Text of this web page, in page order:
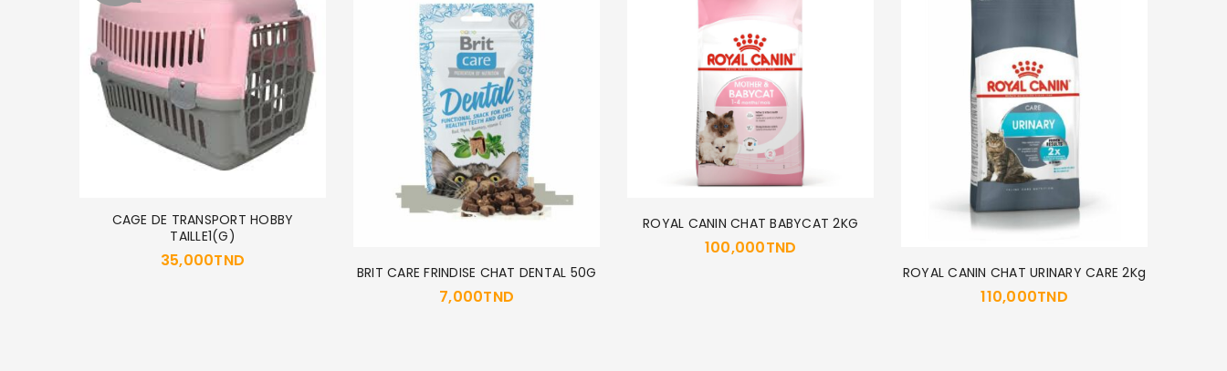
Se souvenir de moi
SE CONNECTER
MOT DE PASSE PERDU ?
CAGE DE TRANSPORT HOBBY
TAILLE1(G)
35,000TND
BRIT CARE FRINDISE CHAT DENTAL 50G
7,000TND
ROYAL CANIN CHAT BABYCAT 2KG
100,000TND
ROYAL CANIN CHAT URINARY CARE 2Kg
110,000TND